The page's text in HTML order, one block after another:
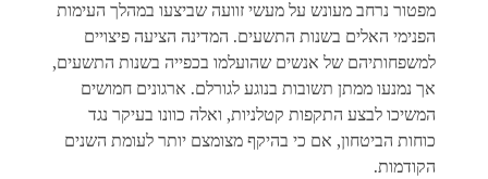
מפטור נרחב מעונש על מעשי זוועה שביצעו במהלך העימות
הפנימי האלים בשנות התשעים. המדינה הציעה פיצויים
למשפחותיהם של אנשים שהועלמו בכפייה בשנות התשעים,
אך נמנעו ממתן תשובות בנוגע לגורלם. ארגונים חמושים
המשיכו לבצע התקפות קטלניות, ואלה כוונו בעיקר נגד
כוחות הביטחון, אם כי בהיקף מצומצם יותר לעומת השנים
הקודמות.